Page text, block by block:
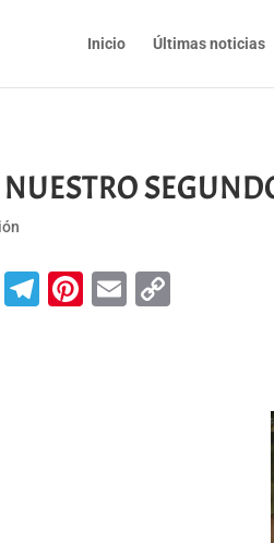
Inicio Últimas noticias
NUESTRO
WhatsApp
Telegram
Pinterest
Email